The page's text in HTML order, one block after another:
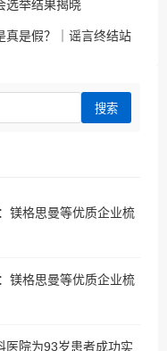
选举结果揭晓
是假？｜谣言终结站
搜索
镁格思曼等优质企业梳
镁格思曼等优质企业梳
院为93岁患者成功实